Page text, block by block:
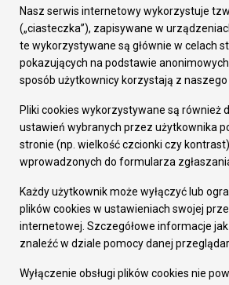
Załatw sprawę
Prezydent Miasta
Rada Miasta
Wydziały
Elektroniczna Skrzynka Podawcza
Gospodarka
Fundusze europejskie
Środki krajowe
Oferty inwestycyjne
Pozostałe
Deklaracja dostępności
Dane osobowe
Dodaj opinię o witrynie
Nasz serwis internetowy wykorzystuje
(„ciasteczka”), zapisywane w
te wykorzystywane są głównie w celach
pokazujących na podstawie
sposób użytkownicy korzystają z naszego
Pliki cookies wykorzystywane są również
ustawień wybranych przez użytkownika
stronie (np. wielkość czcionki czy
wprowadzonych do formularza
Każdy użytkownik może wyłączyć lub
plików cookies w ustawieniach swojej
internetowej. Szczegółowe informacje
znaleźć w dziale pomocy danej
Wyłączenie obsługi plików cookies nie